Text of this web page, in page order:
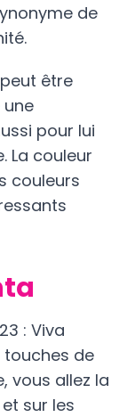
de
être
pour lui
La couleur
couleurs
: Viva
touches de
vous allez la
sur les